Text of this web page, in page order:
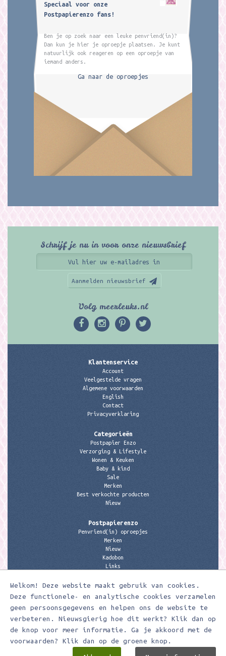
Welkom! Deze website maakt gebruik van cookies.
Deze functionele- en analytische cookies verzamelen
geen persoonsgegevens en helpen ons de website te
verbeteren. Nieuwsgierig hoe dit werkt? Klik dan op
de knop voor meer informatie. Ga je akkoord met de
voorwaarden? Klik dan op de groene knop.
Speciaal voor onze
Postpapierenzo fans!
Ben je op zoek naar een leuke penvriend(in)?
Dan kun je hier je oproepje plaatsen. Je kunt
natuurlijk ook reageren op een oproepje van
iemand anders.
Ga naar de oproepjes
Schrijf je nu in voor onze nieuwsbrief
Aanmelden nieuwsbrief
Volg meerleuks.nl
Klantenservice
Account
Veelgestelde vragen
Algemene voorwaarden
English
Contact
Privacyverklaring
Categorieën
Postpapier Enzo
Verzorging & Lifestyle
Wonen & Keuken
Baby & kind
Sale
Merken
Best verkochte producten
Nieuw
Postpapierenzo
Penvriend(in) oproepjes
Merken
Nieuw
Kadobon
Links
Contactgegevens
Meerleuks
anita@meerleuks.nl
06 – 107 163 36
KVK nummer: 58807179
BTW nummer: 853190859B01